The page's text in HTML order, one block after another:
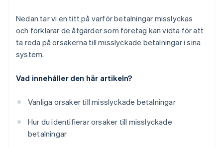
Nedan tar vi en titt på varför betalningar misslyckas
och förklarar de åtgärder som företag kan vidta för att
ta reda på orsakerna till misslyckade betalningar i sina
system.
Vad innehåller den här artikeln?
Vanliga orsaker till misslyckade betalningar
Hur du identifierar orsaker till misslyckade
betalningar